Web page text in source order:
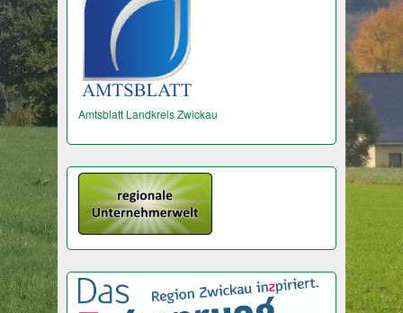
Amtsblatt Landkreis Zwickau